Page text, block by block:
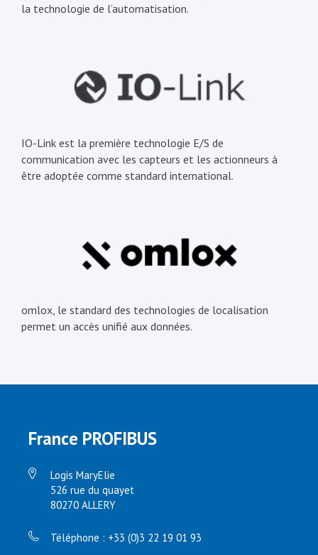
la technologie de l’automatisation.
IO-Link est la première technologie E/S de
communication avec les capteurs et les actionneurs à
être adoptée comme standard international.
omlox, le standard des technologies de localisation
permet un accès unifié aux données.
France PROFIBUS
Logis MaryElie
526 rue du quayet
80270 ALLERY
Téléphone : +33 (0)3 22 19 01 93